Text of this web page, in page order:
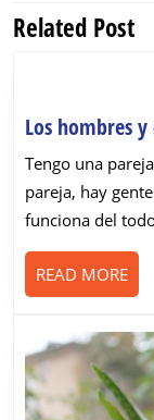
Previous
Related Post
Los hombres
Tengo una
pareja, hay
funciona del
READ MORE